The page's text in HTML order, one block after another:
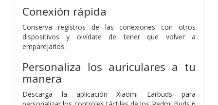
Conexión rápida
Conserva registros de las conexiones con otros
dispositivos y olvídate de tener que volver a
emparejarlos.
Personaliza los auriculares a tu
manera
Descarga la aplicación Xiaomi Earbuds para